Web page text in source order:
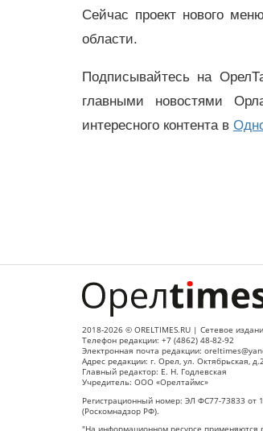
Сейчас проект нового
области.
Подписывайтесь на
главными новостями
интересного контента в
2018-2026 © ORELTIMES.RU | Сетевое
Телефон редакции: +7 (4862) 48-82-92
Электронная почта редакции:
Адрес редакции: г. Орел, ул. Октябрьская,
Главный редактор: Е. Н. Годлевская
Учредитель: ООО «Орелтаймс»
Регистрационный номер: ЭЛ ФС77-73833 от
(Роскомнадзор РФ).